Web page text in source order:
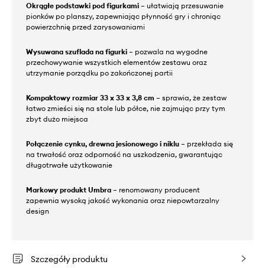
Okrągłe podstawki pod figurkami – ułatwiają przesuwanie
pionków po planszy, zapewniając płynność gry i chroniąc
powierzchnię przed zarysowaniami
Wysuwana szuflada na figurki – pozwala na wygodne
przechowywanie wszystkich elementów zestawu oraz
utrzymanie porządku po zakończonej partii
Kompaktowy rozmiar 33 x 33 x 3,8 cm – sprawia, że zestaw
łatwo zmieści się na stole lub półce, nie zajmując przy tym
zbyt dużo miejsca
Połączenie cynku, drewna jesionowego i niklu – przekłada się
na trwałość oraz odporność na uszkodzenia, gwarantując
długotrwałe użytkowanie
Markowy produkt Umbra – renomowany producent
zapewnia wysoką jakość wykonania oraz niepowtarzalny
design
Szczegóły produktu